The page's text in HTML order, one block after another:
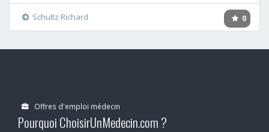
0
Schultz Richard
Offres d'emploi médecin
Pourquoi ChoisirUnMedecin.com ?